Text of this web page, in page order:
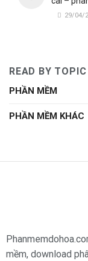
29/04/
READ BY TOPIC
PHẦN MỀM
PHẦN MỀM KHÁC
mềm, download